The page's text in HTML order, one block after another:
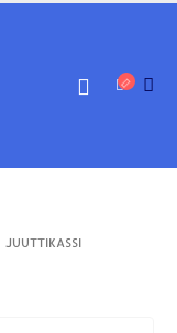
JUUTTIKASSI